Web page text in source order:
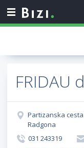
FRIDAU
Partizanska
Radgona
031 243319